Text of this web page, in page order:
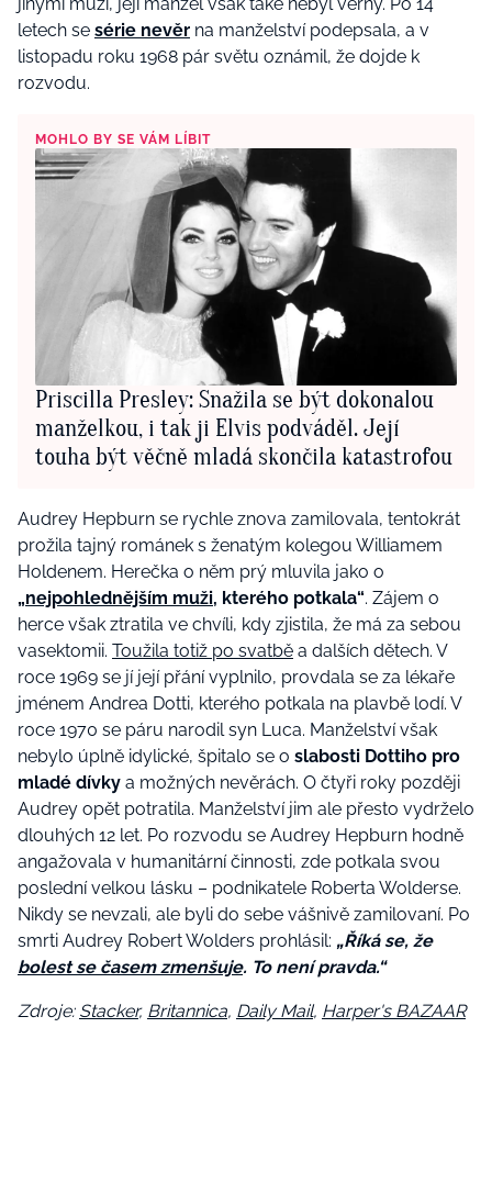
letech se série nevěr na manželství podepsala, a v
listopadu roku 1968 pár světu oznámil, že dojde k
rozvodu.
MOHLO BY SE VÁM LÍBIT
Priscilla Presley: Snažila se být dokonalou
manželkou, i tak ji Elvis podváděl. Její
touha být věčně mladá skončila katastrofou
Audrey Hepburn se rychle znova zamilovala, tentokrát
prožila tajný románek s ženatým kolegou Williamem
Holdenem. Herečka o něm prý mluvila jako o
„nejpohlednějším muži, kterého potkala“. Zájem o
herce však ztratila ve chvíli, kdy zjistila, že má za sebou
vasektomii. Toužila totiž po svatbě a dalších dětech. V
roce 1969 se jí její přání vyplnilo, provdala se za lékaře
jménem Andrea Dotti, kterého potkala na plavbě lodí. V
roce 1970 se páru narodil syn Luca. Manželství však
nebylo úplně idylické, špitalo se o slabosti Dottiho pro
mladé dívky a možných nevěrách. O čtyři roky později
Audrey opět potratila. Manželství jim ale přesto vydrželo
dlouhých 12 let. Po rozvodu se Audrey Hepburn hodně
angažovala v humanitární činnosti, zde potkala svou
poslední velkou lásku – podnikatele Roberta Wolderse.
Nikdy se nevzali, ale byli do sebe vášnivě zamilovaní. Po
smrti Audrey Robert Wolders prohlásil: „Říká se, že
bolest se časem zmenšuje. To není pravda.“
Zdroje: Stacker, Britannica, Daily Mail, Harper's BAZAAR